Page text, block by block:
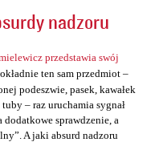
nadzoru
przedstawia swój
ten sam przedmiot –
podeszwie, pasek, kawałek
– raz uruchamia sygnał
sprawdzenie, a
A jaki absurd nadzoru